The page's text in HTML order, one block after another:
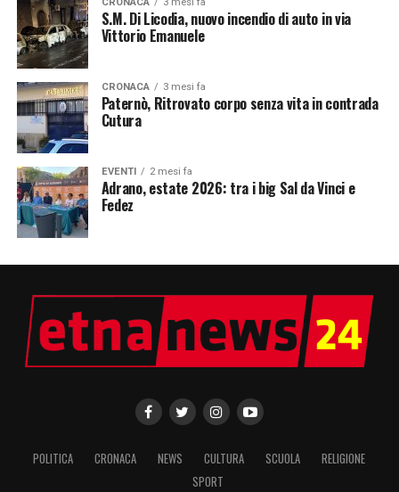
S.M. Di Licodia, nuovo incendio di auto in via
Vittorio Emanuele
CRONACA 3 mesi fa
Paternò, Ritrovato corpo senza vita in contrada
Cutura
EVENTI 2 mesi fa
Adrano, estate 2026: tra i big Sal da Vinci e
Fedez
POLITICA CRONACA NEWS CULTURA SCUOLA
RELIGIONE
SPORT